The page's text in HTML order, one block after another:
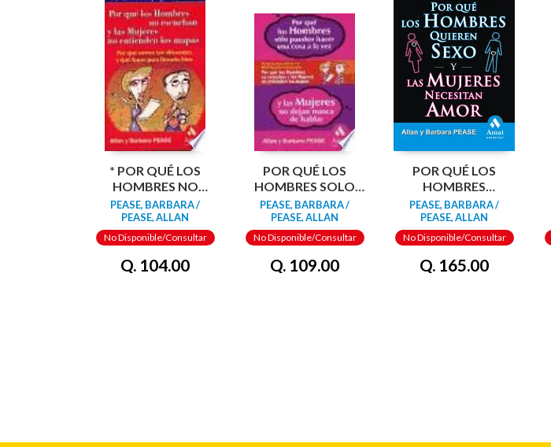
* POR QUÉ LOS
HOMBRES NO
ESCUCHAN Y LAS
MUJERES NO
ENTIENDEN LOS
MAPAS
PEASE, BARBARA /
PEASE, ALLAN
No Disponible/Consultar
Q. 104.00
POR QUÉ LOS
HOMBRES SOLO
PUEDEN HACER
UNA COSA A LA
VEZ
PEASE, BARBARA /
PEASE, ALLAN
No Disponible/Consultar
Q. 109.00
POR QUÉ LOS
HOMBRES
QUIEREN SEXO Y
LAS MUJERES
NECESITAN AMOR
PEASE, BARBARA /
PEASE, ALLAN
No Disponible/Consultar
Q. 165.00